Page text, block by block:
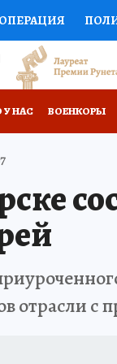
СПЕЦПРОЕКТЫ
НА САЙТЕ
У НАС ВОЕНКОРЫ
ЗАПОВЕДНАЯ РОССИЯ
отрасли